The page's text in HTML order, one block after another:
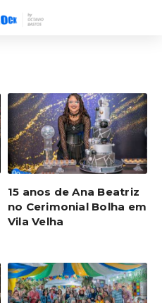
15 anos de Ana Beatriz
no Cerimonial Bolha em
Vila Velha